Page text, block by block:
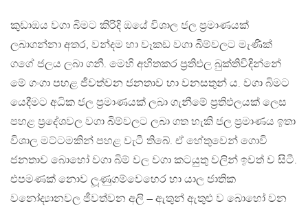
කුඩාඔය වගා බිමට කිරිදි ඔයේ විශාල ජල ප‍්‍රමාණයක්
ලබාගන්නා අතර, වන්දම හා වෑකඩ වගා බිම්වලට මැණික්
ගගේ ජලය ලබා ගනී. මෙහි අහිතකර ප‍්‍රතිඵල බුක්තිවිදින්නේ
මේ ගංගා පහළ ජීවත්වන ජනතාව හා වනසතුන් ය. වගා බිමට
යෙදීමට අධික ජල ප‍්‍රමාණයක් ලබා ගැනීමේ ප‍්‍රතිඵලයක් ලෙස
පහළ ප‍්‍රදේශවල වගා බිම්වලට ලබා ගත හැකි ජල ප‍්‍රමාණය ඉතා
විශාල මට්ටමකින් පහළ වැටී තිබේ. ඒ හේතුවෙන් ගොවි
ජනතාව බොහෝ වගා බිම් වල වගා කටයුතු වලින් ඉවත් ව සිටී.
එපමණක් නොව ලූණුගම්වෙහෙර හා යාල ජාතික
වනෝද්‍යානවල ජීවත්වන අලි – ඇතුන් ඇතුළු ව බොහෝ වන